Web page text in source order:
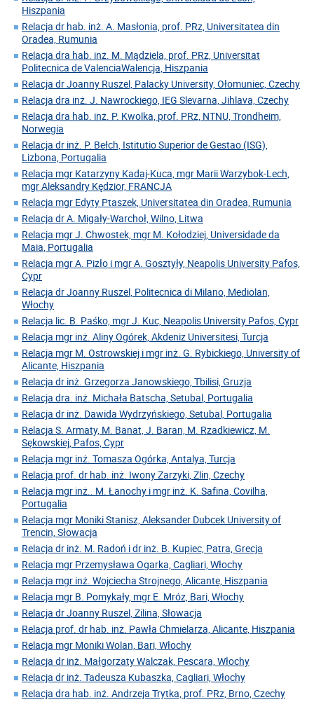
Hiszpania
Relacja dr hab. inż. A. Masłonia, prof. PRz, Universitatea din
Oradea, Rumunia
Relacja dra hab. inż. M. Mądziela, prof. PRz, Universitat
Politecnica de ValenciaWalencja, Hiszpania
Relacja dr Joanny Ruszel, Palacky University, Ołomuniec, Czechy
Relacja dra inż. J. Nawrockiego, IEG Slevarna, Jihlava, Czechy
Relacja dra hab. inż. P. Kwolka, prof. PRz, NTNU, Trondheim,
Norwegia
Relacja dr inż. P. Bełch, Istitutio Superior de Gestao (ISG),
Lizbona, Portugalia
Relacja mgr Katarzyny Kadaj-Kuca, mgr Marii Warzybok-Lech,
mgr Aleksandry Kędzior, FRANCJA
Relacja mgr Edyty Ptaszek, Universitatea din Oradea, Rumunia
Relacja dr A. Migały-Warchoł, Wilno, Litwa
Relacja mgr J. Chwostek, mgr M. Kołodziej, Universidade da
Maia, Portugalia
Relacja mgr A. Pizło i mgr A. Gosztyły, Neapolis University Pafos,
Cypr
Relacja dr Joanny Ruszel, Politecnica di Milano, Mediolan,
Włochy
Relacja lic. B. Paśko, mgr J. Kuc, Neapolis University Pafos, Cypr
Relacja mgr inż. Aliny Ogórek, Akdeniz Universitesi, Turcja
Relacja mgr M. Ostrowskiej i mgr inż. G. Rybickiego, University of
Alicante, Hiszpania
Relacja dr inż. Grzegorza Janowskiego, Tbilisi, Gruzja
Relacja dra. inż. Michała Batscha, Setubal, Portugalia
Relacja dr inż. Dawida Wydrzyńskiego, Setubal, Portugalia
Relacja S. Armaty, M. Banat, J. Baran, M. Rzadkiewicz, M.
Sękowskiej, Pafos, Cypr
Relacja mgr inż. Tomasza Ogórka, Antalya, Turcja
Relacja prof. dr hab. inż. Iwony Zarzyki, Zlin, Czechy
Relacja mgr inż.. M. Łanochy i mgr inż. K. Safina, Covilha,
Portugalia
Relacja mgr Moniki Stanisz, Aleksander Dubcek University of
Trencin, Słowacja
Relacja dr inż. M. Radoń i dr inż. B. Kupiec, Patra, Grecja
Relacja mgr Przemysława Ogarka, Cagliari, Włochy
Relacja mgr inż. Wojciecha Strojnego, Alicante, Hiszpania
Relacja mgr B. Pomykały, mgr E. Mróz, Bari, Włochy
Relacja dr Joanny Ruszel, Zilina, Słowacja
Relacja prof. dr hab. inż. Pawła Chmielarza, Alicante, Hiszpania
Relacja mgr Moniki Wolan, Bari, Włochy
Relacja dr inż. Małgorzaty Walczak, Pescara, Włochy
Relacja dr inż. Tadeusza Kubaszka, Cagliari, Włochy
Relacja dra hab. inż. Andrzeja Trytka, prof. PRz, Brno, Czechy